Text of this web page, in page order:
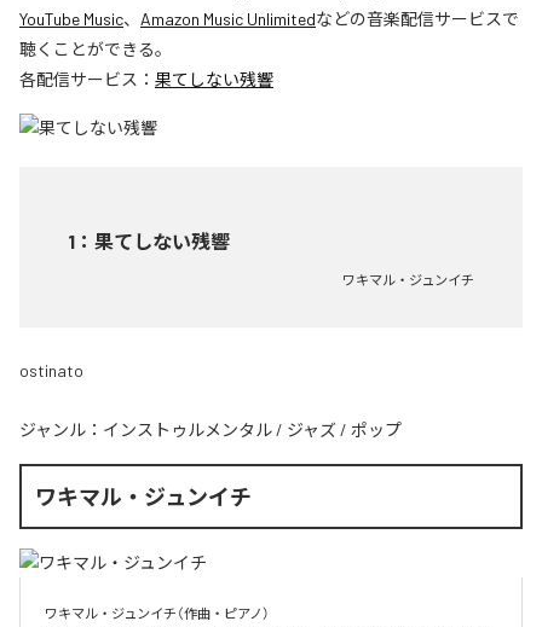
YouTube Music、 Amazon Music Unlimitedなどの音楽配信サービスで
聴くことができる。
各配信サービス： 果てしない残響
1 ： 果てしない残響
ワキマル・ジュンイチ
ostinato
ジャンル： インストゥルメンタル / ジャズ / ポップ
ワキマル・ジュンイチ
ワキマル・ジュンイチ（作曲・ピアノ）